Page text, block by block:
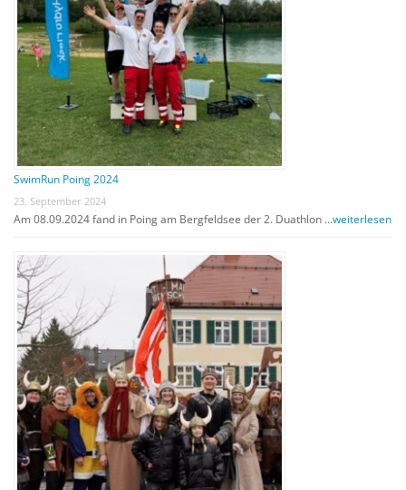
SwimRun Poing 2024
23. September 2024
Am 08.09.2024 fand in Poing am Bergfeldsee der 2. Duathlon …weiterlesen